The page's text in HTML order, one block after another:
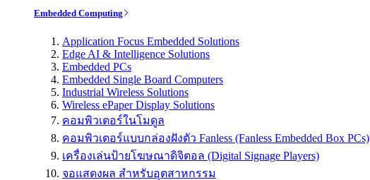
Embedded Computing
Application Focus Embedded Solutions
Edge AI & Intelligence Solutions
Embedded PCs
Embedded Single Board Computers
Industrial Wireless Solutions
Wireless ePaper Display Solutions
คอมพิวเตอร์ในโมดูล
คอมพิวเตอร์แบบกล่องฝังตัว Fanless (Fanless Embedded Box PCs)
เครื่องเล่นป้ายโฆษณาดิจิตอล (Digital Signage Players)
จอแสดงผล สำหรับอุตสาหกรรม